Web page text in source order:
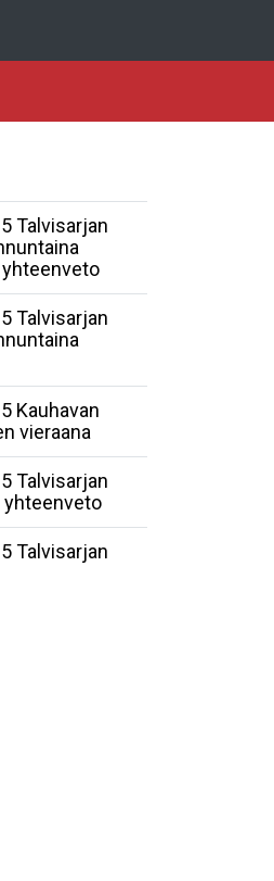
Talvisarjan
Talvisarjan
Kauhavan
vieraana
Talvisarjan
Talvisarjan